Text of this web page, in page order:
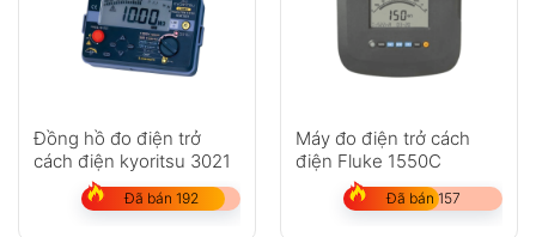
Đồng hồ đo điện trở
cách điện kyoritsu 3021
Đã bán 192
Máy đo điện trở cách
điện Fluke 1550C
Đã bán 157